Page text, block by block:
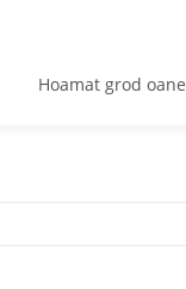
Hoamat grod oane